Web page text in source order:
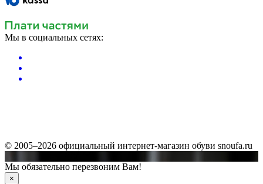
Мы в социальных сетях:
© 2005–2026 официальный интернет-магазин обуви snoufa.ru
Мы обязательно перезвоним Вам!
×